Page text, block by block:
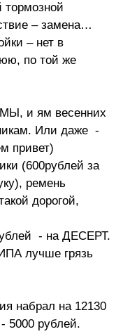
тормозной
– замена…
– нет в
по той же
и ям весенних
Или даже -
привет)
(600рублей за
ремень
дорогой,
- на ДЕСЕРТ.
лучше грязь
набрал на 12130
5000 рублей.